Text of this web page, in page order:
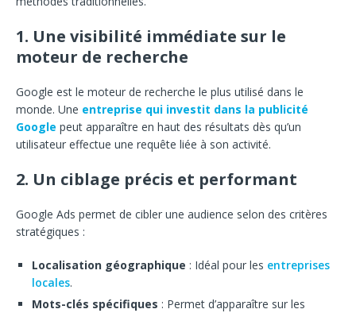
1. Une visibilité immédiate sur le
moteur de recherche
Google est le moteur de recherche le plus utilisé dans le
monde. Une entreprise qui investit dans la publicité
Google peut apparaître en haut des résultats dès qu’un
utilisateur effectue une requête liée à son activité.
2. Un ciblage précis et performant
Google Ads permet de cibler une audience selon des critères
stratégiques :
Localisation géographique : Idéal pour les entreprises
locales.
Mots-clés spécifiques : Permet d’apparaître sur les